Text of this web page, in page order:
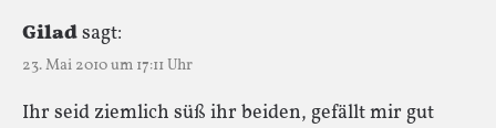
Giladsagt:
23. Mai 2010 um 17:11 Uhr
Ihr seid ziemlich süß ihr beiden, gefällt mir gut